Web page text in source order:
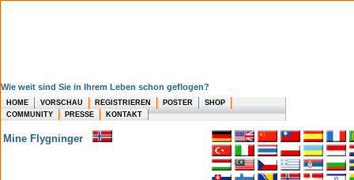
Wie weit sind Sie in Ihrem Leben schon geflogen?
HOME VORSCHAU REGISTRIEREN POSTER
SHOP
COMMUNITY
PRESSE KONTAKT
Mine Flygninger